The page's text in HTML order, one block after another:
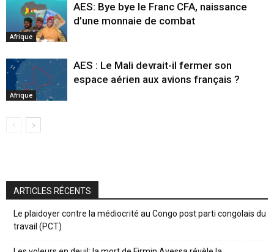
Afrique
AES: Bye bye le Franc CFA, naissance
d’une monnaie de combat
Afrique
AES : Le Mali devrait-il fermer son
espace aérien aux avions français ?
ARTICLES RÉCENTS
Le plaidoyer contre la médiocrité au Congo post parti congolais du
travail (PCT)